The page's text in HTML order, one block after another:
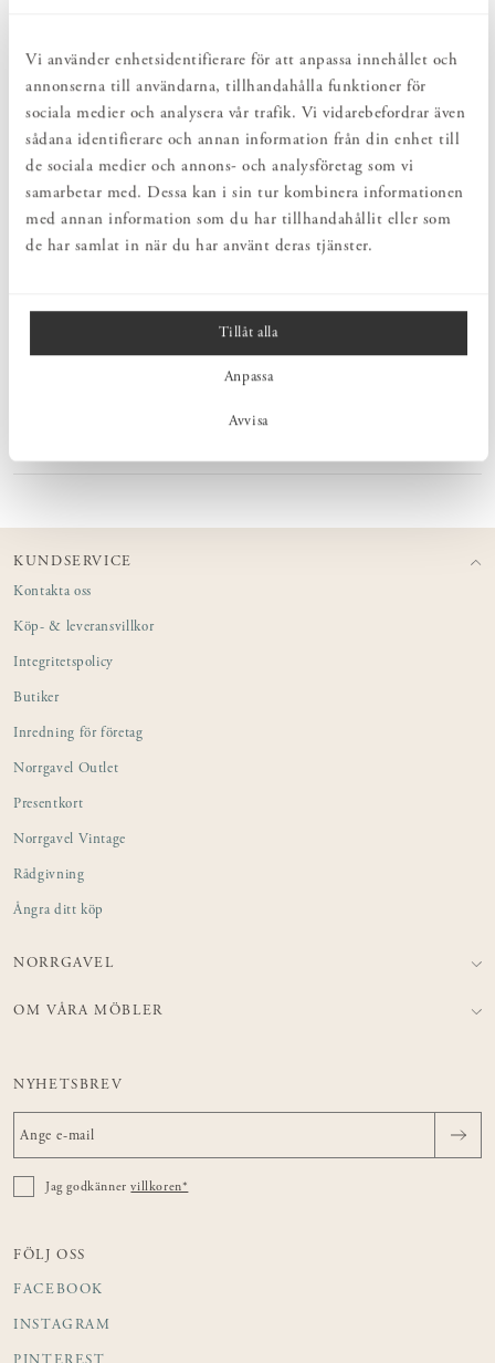
Vi använder enhetsidentifierare för att anpassa innehållet och
annonserna till användarna, tillhandahålla funktioner för
sociala medier och analysera vår trafik. Vi vidarebefordrar även
sådana identifierare och annan information från din enhet till
de sociala medier och annons- och analysföretag som vi
samarbetar med. Dessa kan i sin tur kombinera informationen
med annan information som du har tillhandahållit eller som
de har samlat in när du har använt deras tjänster.
Tillåt alla
Anpassa
Avvisa
Inredningsdetaljer som kompletterar möblerna och skapar en harmonisk
helhetsupplevelse.
Bezzy 138 är en liten och nätt läslampa från svenskaZlampsom
monteras på väggen. Lampan har riktbar skärm och ger maximalt
ljus utan att blända.
KUNDSERVICE
Kontakta oss
Köp- & leveransvillkor
Integritetspolicy
Butiker
Inredning för företag
Norrgavel Outlet
Presentkort
Norrgavel Vintage
Rådgivning
Ångra ditt köp
NORRGAVEL
OM VÅRA MÖBLER
NYHETSBREV
Jag godkännervillkoren*
FÖLJ OSS
FACEBOOK
INSTAGRAM